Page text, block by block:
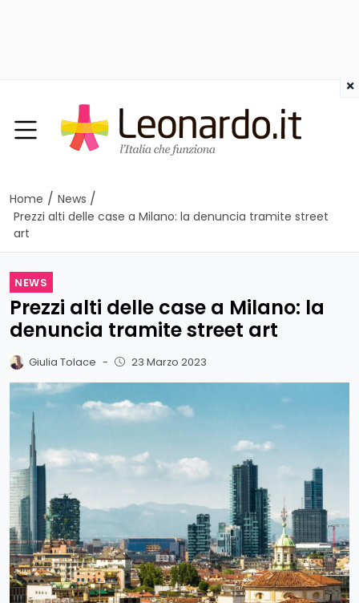
Home / News /
Prezzi alti delle case a Milano: la denuncia tramite street
art
NEWS
Prezzi alti delle case a Milano: la
denuncia tramite street art
Giulia Tolace - 23 Marzo 2023
×